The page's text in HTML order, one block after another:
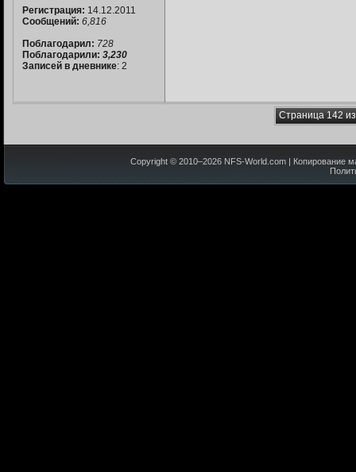
Регистрация: 14.12.2011
Сообщений: 6,816
Поблагодарил: 728
Поблагодарили: 3,230
Записей в дневнике: 2
Страница 142
Copyright © 2010–2026 NFS-World.com | Копирование